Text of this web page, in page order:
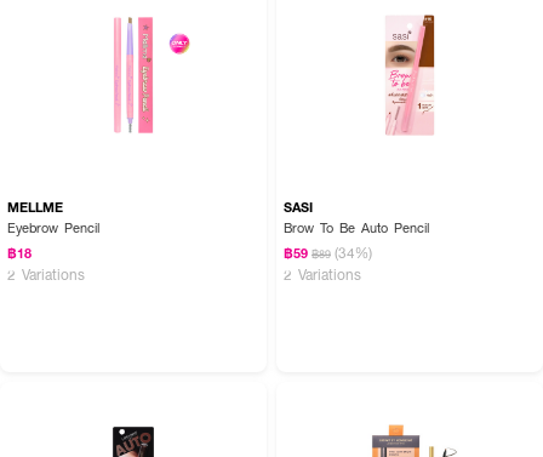
MELLME
Eyebrow Pencil
฿18
2 Variations
SASI
Brow To Be Auto Pencil
฿59 ฿89 (34%)
2 Variations